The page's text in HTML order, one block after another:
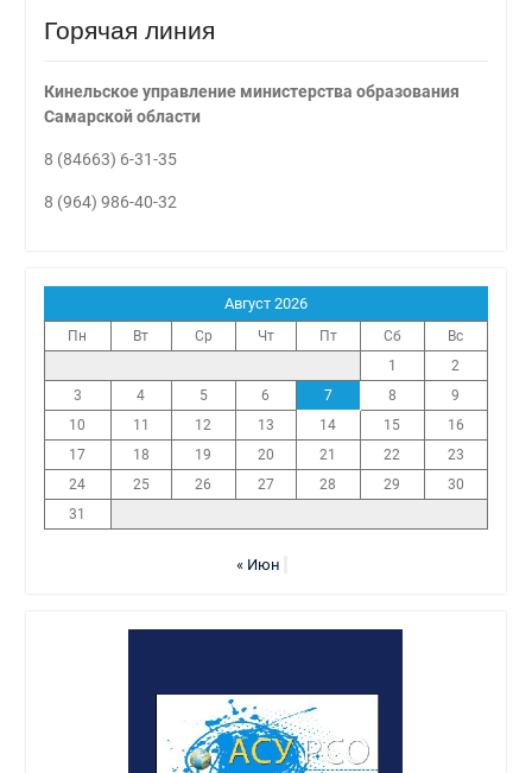
Горячая линия
Кинельское управление министерства образования
Самарской области
8 (84663) 6-31-35
8 (964) 986-40-32
Август 2026
Пн Вт Ср Чт Пт Сб
Вс
1
2
3
4 5 6 7 8
9
10
11 12 13 14 15
16
17
18 19 20 21 22
23
24
25 26 27 28 29
30
31
« Июн